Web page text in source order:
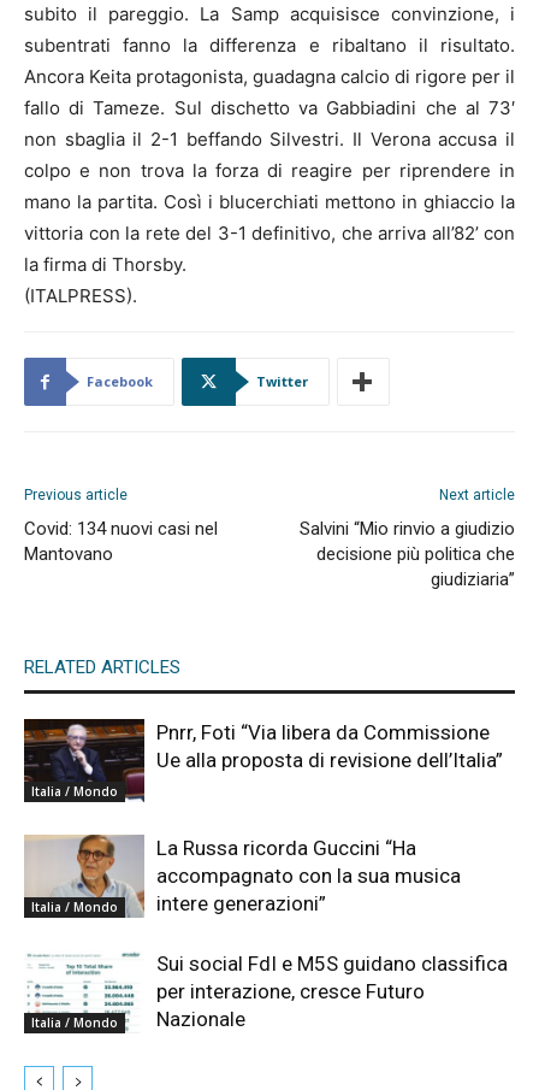
subito il pareggio. La Samp acquisisce convinzione, i
subentrati fanno la differenza e ribaltano il risultato.
Ancora Keita protagonista, guadagna calcio di rigore per il
fallo di Tameze. Sul dischetto va Gabbiadini che al 73′
non sbaglia il 2-1 beffando Silvestri. Il Verona accusa il
colpo e non trova la forza di reagire per riprendere in
mano la partita. Così i blucerchiati mettono in ghiaccio la
vittoria con la rete del 3-1 definitivo, che arriva all’82’ con
la firma di Thorsby.
(ITALPRESS).
Facebook Twitter
Previous article
Covid: 134 nuovi casi nel
Mantovano
Next article
Salvini “Mio rinvio a giudizio
decisione più politica che
giudiziaria”
RELATED ARTICLES
Italia / Mondo
Pnrr, Foti “Via libera da Commissione
Ue alla proposta di revisione dell’Italia”
Italia / Mondo
La Russa ricorda Guccini “Ha
accompagnato con la sua musica
intere generazioni”
Italia / Mondo
Sui social FdI e M5S guidano classifica
per interazione, cresce Futuro
Nazionale